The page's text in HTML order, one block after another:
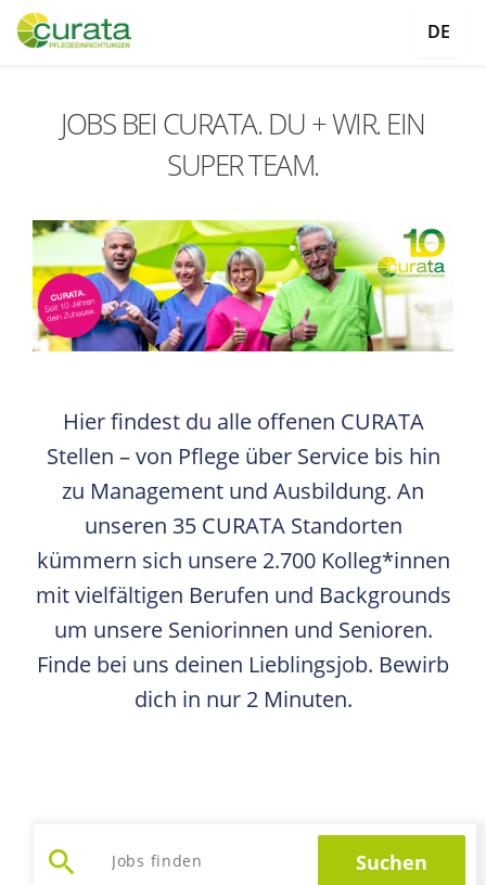
DE
JOBS BEI CURATA. DU + WIR. EIN
SUPER TEAM.
Hier findest du alle offenen CURATA
Stellen – von Pflege über Service bis hin
zu Management und Ausbildung. An
unseren 35 CURATA Standorten
kümmern sich unsere 2.700 Kolleg*innen
mit vielfältigen Berufen und Backgrounds
um unsere Seniorinnen und Senioren.
Finde bei uns deinen Lieblingsjob. Bewirb
dich in nur 2 Minuten.
search
Jobs suchen Suchen